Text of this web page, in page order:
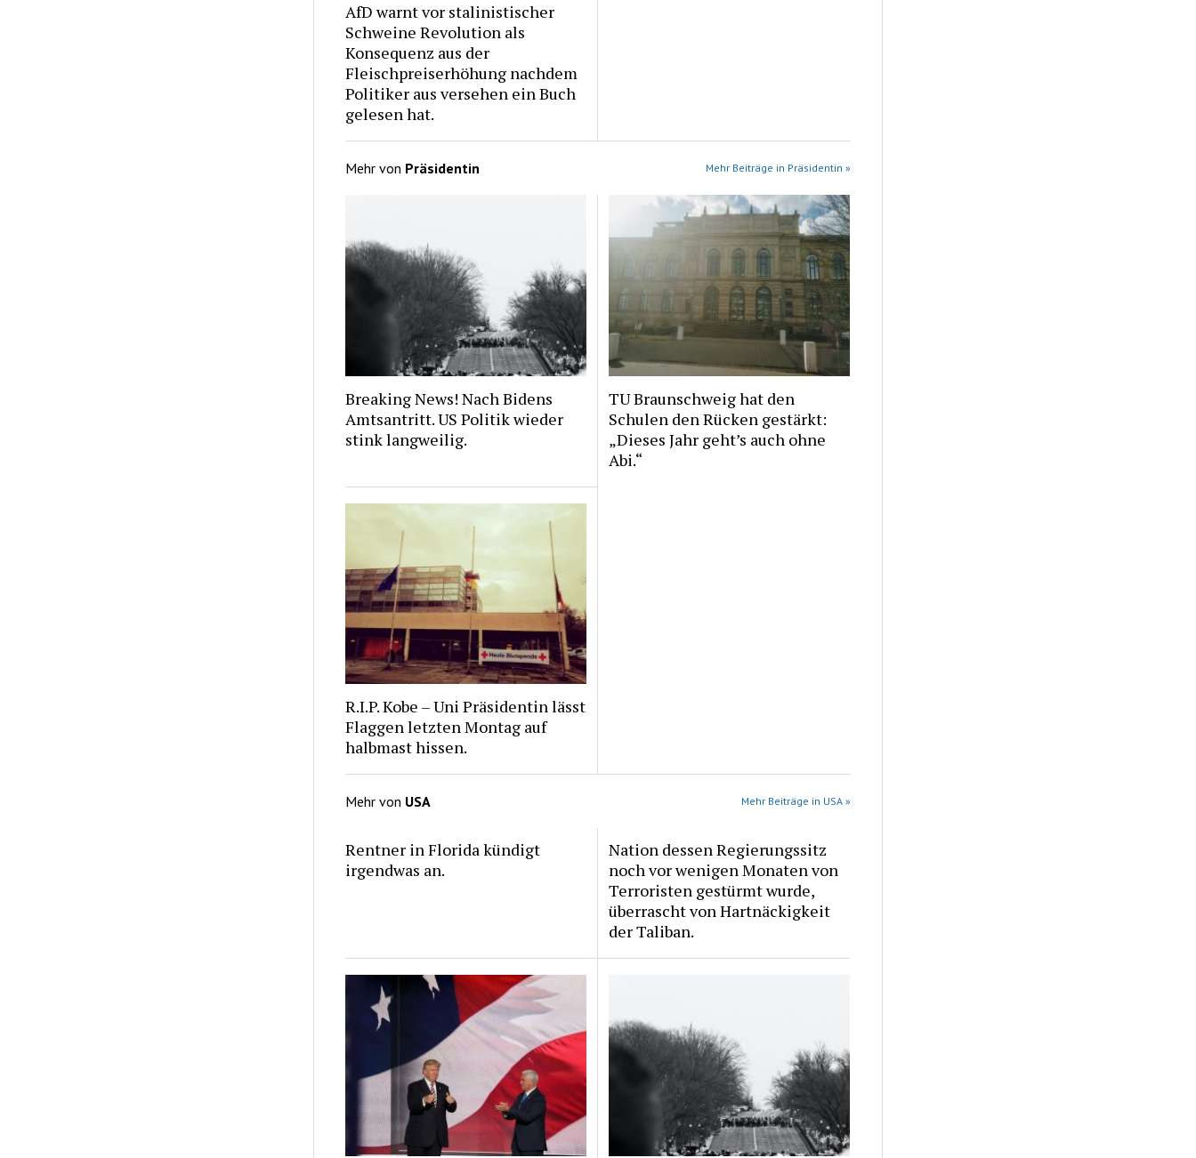
AfD warnt vor stalinistischer
Schweine Revolution als
Konsequenz aus der
Fleischpreiserhöhung nachdem
Politiker aus versehen ein Buch
gelesen hat.
Mehr von Präsidentin Mehr Beiträge in Präsidentin »
Breaking News! Nach Bidens
Amtsantritt. US Politik wieder
stink langweilig.
TU Braunschweig hat den
Schulen den Rücken gestärkt:
„Dieses Jahr geht’s auch ohne
Abi.“
R.I.P. Kobe – Uni Präsidentin lässt
Flaggen letzten Montag auf
halbmast hissen.
Mehr von USA Mehr Beiträge in USA »
Rentner in Florida kündigt
irgendwas an.
Nation dessen Regierungssitz
noch vor wenigen Monaten von
Terroristen gestürmt wurde,
überrascht von Hartnäckigkeit
der Taliban.